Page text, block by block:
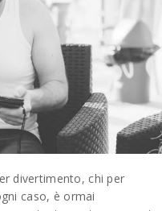
divertimento, chi per
caso, è ormai